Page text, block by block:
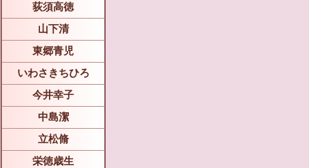
荻須高徳
山下清
東郷青児
いわさきちひろ
今井幸子
中島潔
立松脩
栄徳歳生